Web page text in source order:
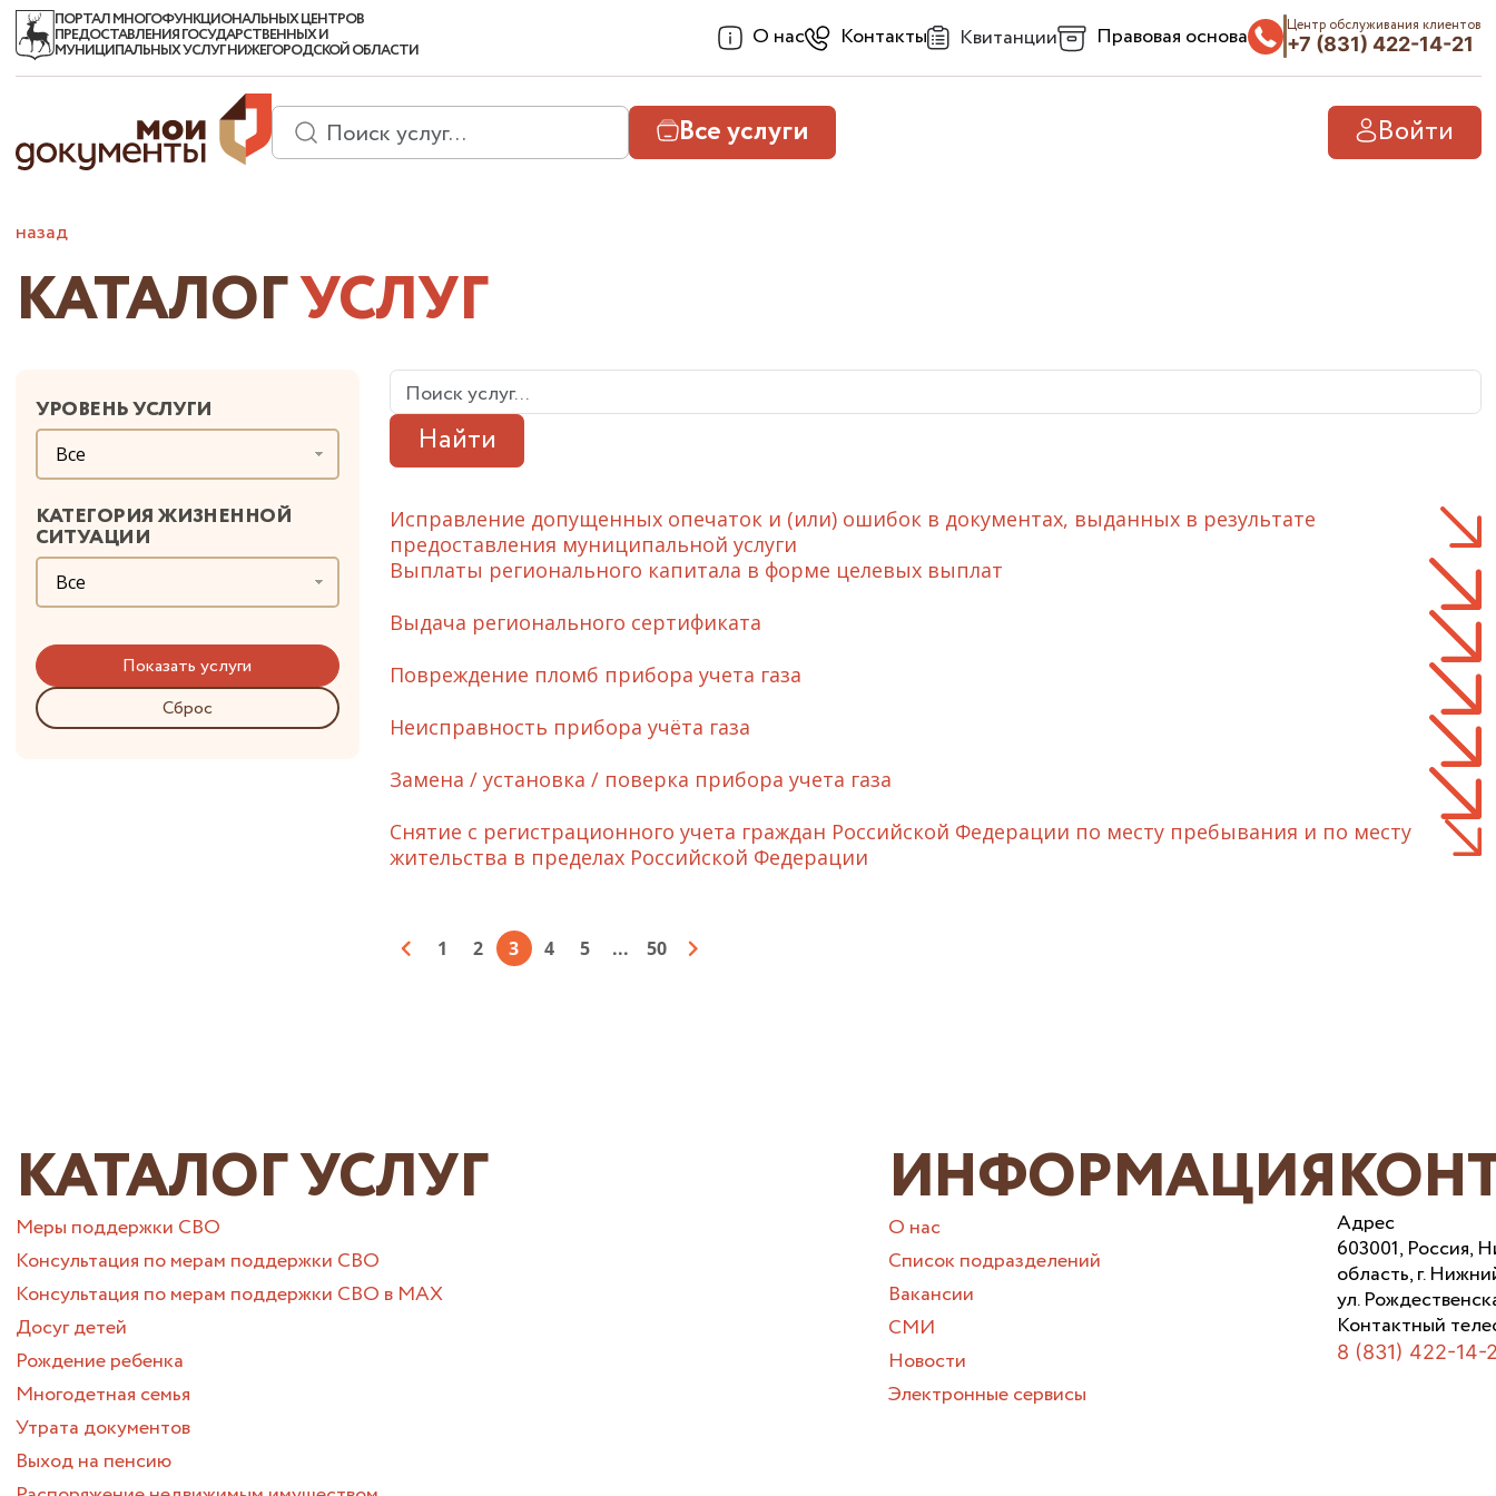
ПОРТАЛ МНОГОФУНКЦИОНАЛЬНЫХ ЦЕНТРОВ
ПРЕДОСТАВЛЕНИЯ ГОСУДАРСТВЕННЫХ И
МУНИЦИПАЛЬНЫХ УСЛУГ НИЖЕГОРОДСКОЙ ОБЛАСТИ О нас Контакты Квитанции Правовая основа Центр обслуживания клиентов
+7 (831) 422-14-21
Все услуги Войти
назад
КАТАЛОГУСЛУГ
УРОВЕНЬ УСЛУГИ
Все
КАТЕГОРИЯ ЖИЗНЕННОЙ
СИТУАЦИИ
Все
Сброс
Найти
Исправление допущенных опечаток и (или) ошибок в документах, выданных в результате
предоставления муниципальной услуги
Выплаты регионального капитала в форме целевых выплат
Выдача регионального сертификата
Повреждение пломб прибора учета газа
Неисправность прибора учёта газа
Замена / установка / поверка прибора учета газа
Снятие с регистрационного учета граждан Российской Федерации по месту пребывания и по месту
жительства в пределах Российской Федерации
1 2 3 4 5 ... 50
КАТАЛОГ УСЛУГ
Меры поддержки СВО
Консультация по мерам поддержки СВО
Консультация по мерам поддержки СВО в МАХ
Досуг детей
Рождение ребенка
Многодетная семья
Утрата документов
Выход на пенсию
ИНФОРМАЦИЯ
О нас
Список подразделений
Вакансии
СМИ
Новости
Электронные сервисы
Адрес
603001, Россия,
область, г.
ул.
Контактный
8 (831) 422-14-